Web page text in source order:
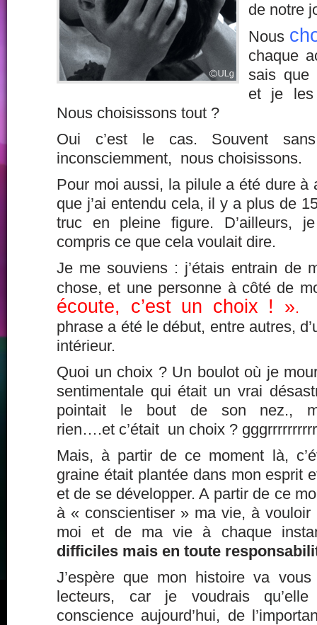
de notre
Nous
chaque
sais que
et je les
Nous choisissons tout ?
Oui c’est le cas. Souvent
inconsciemment, nous choisissons.
Pour moi aussi, la pilule a été dure à
que j’ai entendu cela, il y a plus de
truc en pleine figure. D’ailleurs,
compris ce que cela voulait dire.
Je me souviens : j’étais entrain de
chose, et une personne à côté de
écoute, c’est un choix ! ».
phrase a été le début, entre autres,
intérieur.
Quoi un choix ? Un boulot où je
sentimentale qui était un vrai
pointait le bout de son nez.,
rien….et c’était un choix ?
Mais, à partir de ce moment là,
graine était plantée dans mon esprit
et de se développer. A partir de ce
à « conscientiser » ma vie, à vouloir
moi et de ma vie à chaque
difficiles mais en toute
J’espère que mon histoire va
lecteurs, car je voudrais
conscience aujourd’hui, de